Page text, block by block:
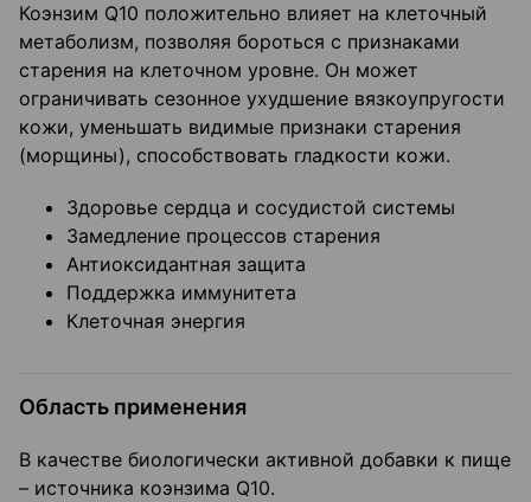
Коэнзим Q10 положительно влияет на клеточный
метаболизм, позволяя бороться с признаками
старения на клеточном уровне. Он может
ограничивать сезонное ухудшение вязкоупругости
кожи, уменьшать видимые признаки старения
(морщины), способствовать гладкости кожи.
Здоровье сердца и сосудистой системы
Замедление процессов старения
Антиоксидантная защита
Поддержка иммунитета
Клеточная энергия
Область применения
В качестве биологически активной добавки к пище
– источника коэнзима Q10.